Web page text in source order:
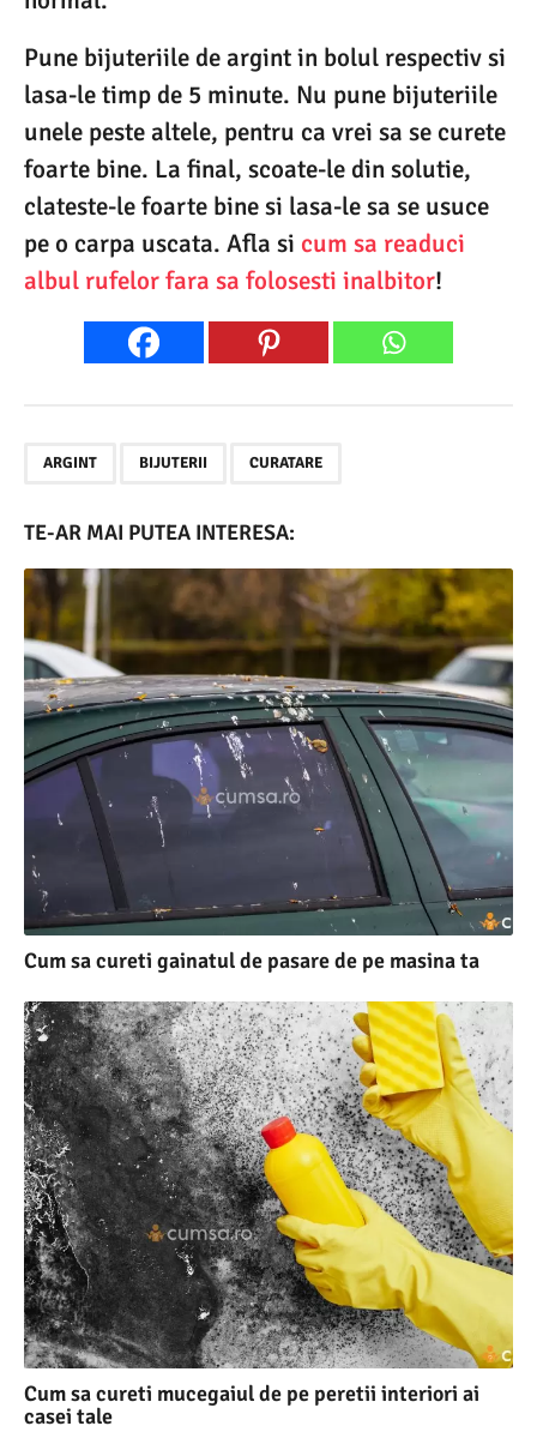
Pune bijuteriile de argint in bolul respectiv si
lasa-le timp de 5 minute. Nu pune bijuteriile
unele peste altele, pentru ca vrei sa se curete
foarte bine. La final, scoate-le din solutie,
clateste-le foarte bine si lasa-le sa se usuce
pe o carpa uscata. Afla si cum sa readuci
albul rufelor fara sa folosesti inalbitor!
ARGINT BIJUTERII CURATARE
TE-AR MAI PUTEA INTERESA:
Cum sa cureti gainatul de pasare de pe masina ta
Cum sa cureti mucegaiul de pe peretii interiori ai
casei tale